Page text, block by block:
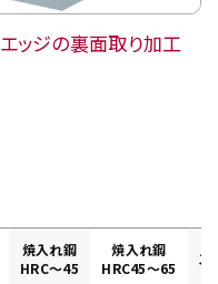
エッジの裏面取り加工
焼入れ鋼
HRC～45
焼入れ鋼
HRC45～65
ス